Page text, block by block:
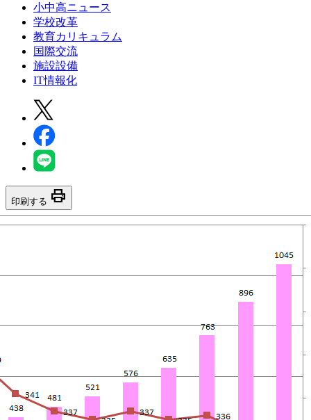
小中高ニュース
学校改革
教育カリキュラム
国際交流
施設設備
IT情報化
印刷する print